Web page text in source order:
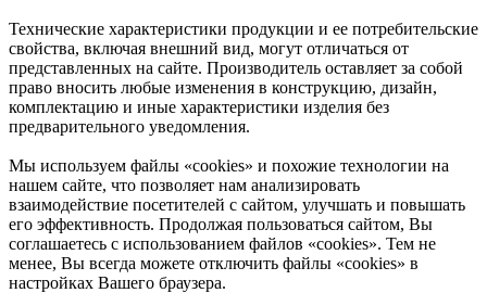
Технические характеристики продукции и ее потребительские
свойства, включая внешний вид, могут отличаться от
представленных на сайте. Производитель оставляет за собой
право вносить любые изменения в конструкцию, дизайн,
комплектацию и иные характеристики изделия без
предварительного уведомления.
Мы используем файлы «cookies» и похожие технологии на
нашем сайте, что позволяет нам анализировать
взаимодействие посетителей с сайтом, улучшать и повышать
его эффективность. Продолжая пользоваться сайтом, Вы
соглашаетесь с использованием файлов «cookies». Тем не
менее, Вы всегда можете отключить файлы «cookies» в
настройках Вашего браузера.